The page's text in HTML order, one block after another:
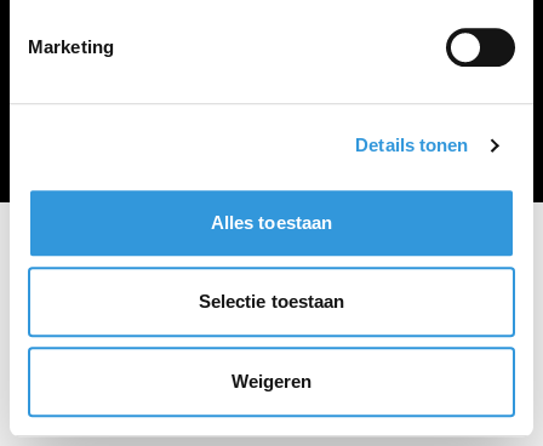
Marketing
Details tonen
Alles toestaan
Selectie toestaan
Weigeren